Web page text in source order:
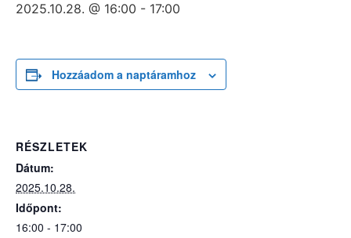
2025.10.28. @ 16:00 - 17:00
Hozzáadom a naptáramhoz
RÉSZLETEK
Dátum:
2025.10.28.
Időpont:
16:00 - 17:00